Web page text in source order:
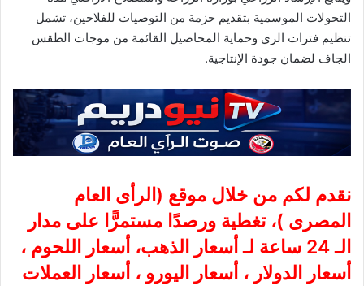
التحولات الموسمية بتقديم حزمة من التوصيات للفلاحين، تشمل
تنظيم فترات الري وحماية المحاصيل القائمة من موجات الطقس
الجاف لضمان جودة الإنتاجية.
نقدم لكم من خلال موقع ( الرأى العام
المصرى )، تغطية ورصدًا مستمرًّا على مدار
الـ 24 ساعة لـ أسعار الذهب، أسعار اللحوم ،
أسعار الدولار ، أسعار اليورو ، أسعار العملات